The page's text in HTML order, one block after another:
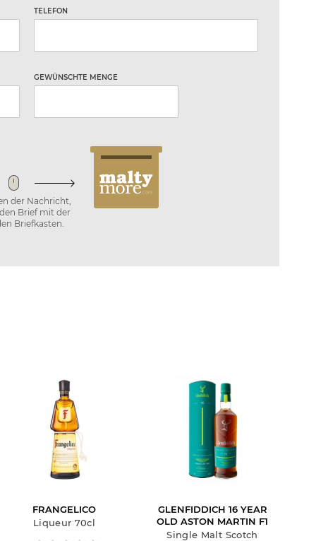
TELEFON
GEWÜNSCHTE MENGE
der Nachricht,
Brief mit der
Briefkasten.
FRANGELICO
Liqueur 70cl
GLENFIDDICH 16 YEAR
OLD ASTON MARTIN F1
Single Malt Scotch